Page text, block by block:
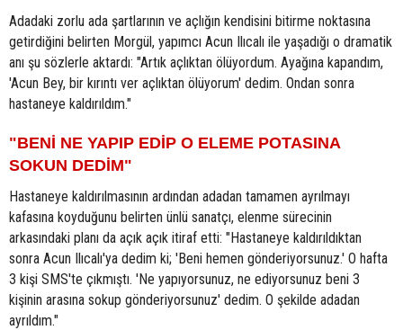
Adadaki zorlu ada şartlarının ve açlığın kendisini bitirme noktasına
getirdiğini belirten Morgül, yapımcı Acun Ilıcalı ile yaşadığı o dramatik
anı şu sözlerle aktardı: "Artık açlıktan ölüyordum. Ayağına kapandım,
'Acun Bey, bir kırıntı ver açlıktan ölüyorum' dedim. Ondan sonra
hastaneye kaldırıldım."
"BENİ NE YAPIP EDİP O ELEME POTASINA
SOKUN DEDİM"
Hastaneye kaldırılmasının ardından adadan tamamen ayrılmayı
kafasına koyduğunu belirten ünlü sanatçı, elenme sürecinin
arkasındaki planı da açık açık itiraf etti: "Hastaneye kaldırıldıktan
sonra Acun Ilıcalı'ya dedim ki; 'Beni hemen gönderiyorsunuz.' O hafta
3 kişi SMS'te çıkmıştı. 'Ne yapıyorsunuz, ne ediyorsunuz beni 3
kişinin arasına sokup gönderiyorsunuz' dedim. O şekilde adadan
ayrıldım."